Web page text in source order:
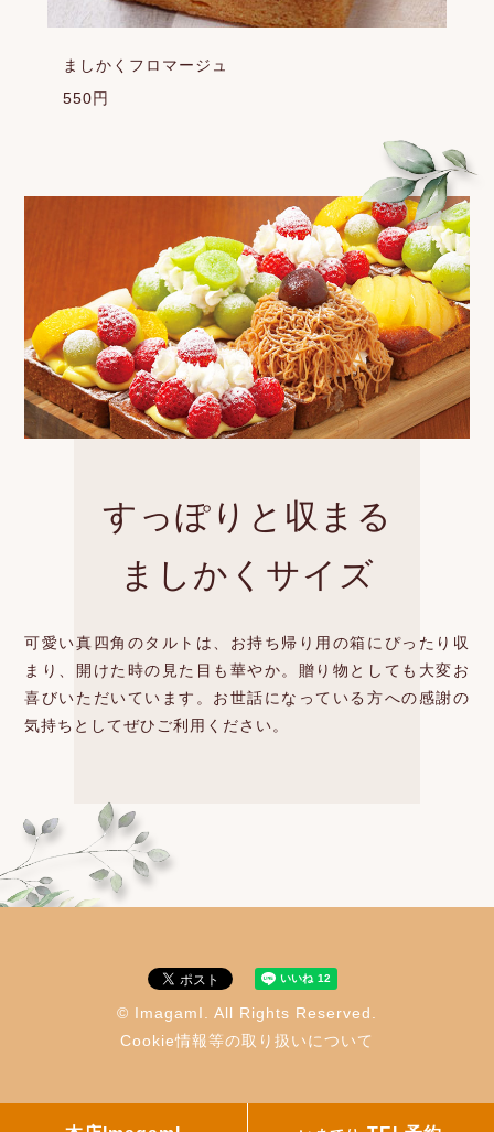
ましかくフロマージュ
550円
すっぽりと収まる
ましかくサイズ
可愛い真四角のタルトは、お持ち帰り用の箱に ぴったり収
まり、開けた時の見た目も華やか。 贈り物としても大変お
喜びいただいています。 お世話になっている方への感謝の
気持ちとしてぜひご利用ください。
© ImagamI. All Rights Reserved.
Cookie情報等の取り扱いについて